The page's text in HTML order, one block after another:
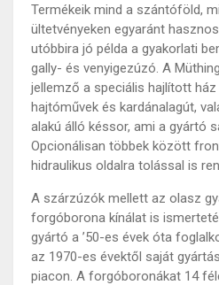
Termékeik mind a szántóföld,
ültetvényeken egyaránt
utóbbira jó példa a gyakorlati
gally- és venyigezúzó. A
jellemző a speciális hajlított
hajtóművek és kardánalagút,
alakú álló késsor, ami a gyártó
Opcionálisan többek között
hidraulikus oldalra tolással is
A szárzúzók mellett az olasz
forgóborona kínálat is
gyártó a ’50-es évek óta
az 1970-es évektől saját
piacon. A forgóboronákat 14